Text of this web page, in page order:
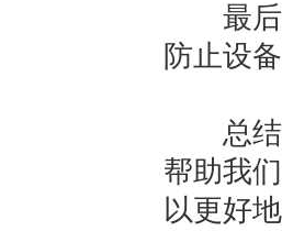
最后，
防止设
总结一
帮助我
以更好